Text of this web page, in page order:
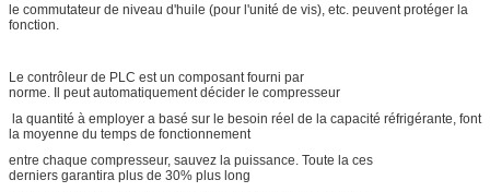
le commutateur de niveau d'huile (pour l'unité de vis), etc. peuvent protéger la
fonction.
Le contrôleur de PLC est un composant fourni par
norme. Il peut automatiquement décider le compresseur
la quantité à employer a basé sur le besoin réel de la capacité réfrigérante, font
la moyenne du temps de fonctionnement
entre chaque compresseur, sauvez la puissance. Toute la ces
derniers garantira plus de 30% plus long